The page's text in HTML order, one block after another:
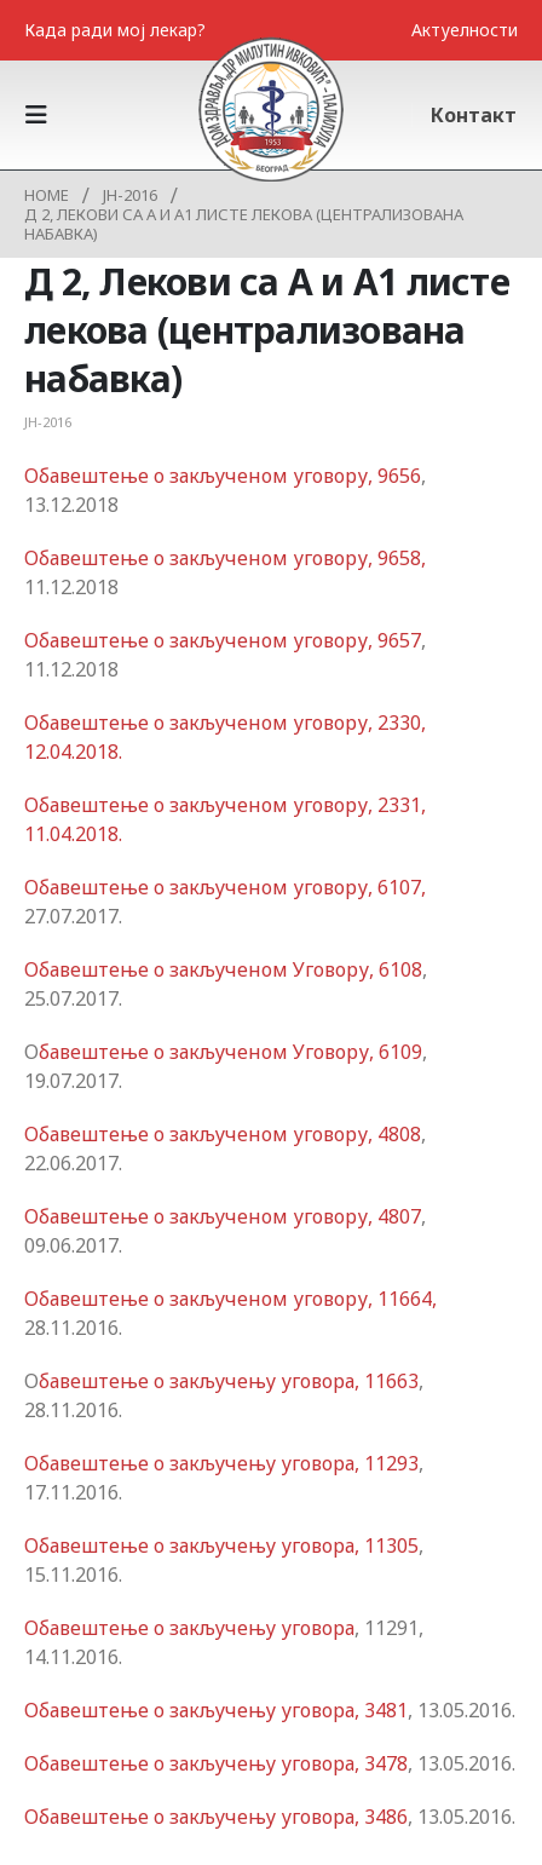
Када ради мој лекар? Актуелности
Контакт
HOME
ЈН-2016
Д 2, ЛЕКОВИ СА А И А1 ЛИСТЕ ЛЕКОВА (ЦЕНТРАЛИЗОВАНА
НАБАВКА)
Д 2, Лекови са А и А1 листе
лекова (централизована
набавка)
ЈН-2016
Oбавештење о закљученом уговору, 9656,
13.12.2018
Oбавештење о закљученом уговору, 9658,
11.12.2018
Oбавештење о закљученом уговору, 9657,
11.12.2018
Oбавештење о закљученом уговору, 2330,
12.04.2018.
Oбавештење о закљученом уговору, 2331,
11.04.2018.
Oбавештење о закљученом уговору, 6107,
27.07.2017.
Обавештење о закљученом Уговору, 6108,
25.07.2017.
Обавештење о закљученом Уговору, 6109,
19.07.2017.
Обавештење о закљученом уговору, 4808,
22.06.2017.
Обавештење о закљученом уговору, 4807,
09.06.2017.
Oбавештење о закљученом уговору, 11664,
28.11.2016.
Oбавештење о закључењу уговора, 11663,
28.11.2016.
Oбавештење о закључењу уговора, 11293,
17.11.2016.
Обавештење о закључењу уговора, 11305,
15.11.2016.
Обавештење о закључењу уговора, 11291,
14.11.2016.
Обавештење о закључењу уговора, 3481, 13.05.2016.
Обавештење о закључењу уговора, 3478, 13.05.2016.
Обавештење о закључењу уговора, 3486, 13.05.2016.